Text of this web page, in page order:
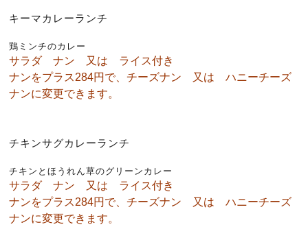
キーマカレーランチ
鶏ミンチのカレー
サラダ ナン 又は ライス付き
ナンをプラス284円で、チーズナン 又は ハニーチーズ
ナンに変更できます。
チキンサグカレーランチ
チキンとほうれん草のグリーンカレー
サラダ ナン 又は ライス付き
ナンをプラス284円で、チーズナン 又は ハニーチーズ
ナンに変更できます。